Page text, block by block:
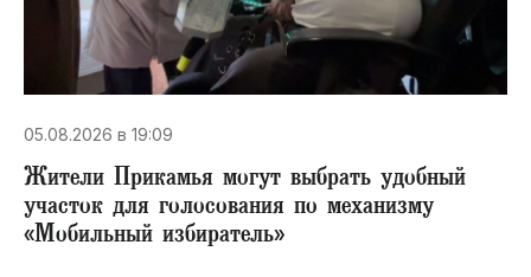
05.08.2026 в 19:09
Жители Прикамья могут выбрать удобный
участок для голосования по механизму
«Мобильный избиратель»